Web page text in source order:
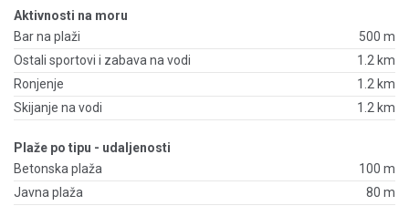
Aktivnosti na moru
Bar na plaži
500 m
Ostali sportovi i zabava na vodi
1.2 km
Ronjenje
1.2 km
Skijanje na vodi
1.2 km
Plaže po tipu - udaljenosti
Betonska plaža
100 m
Javna plaža
80 m